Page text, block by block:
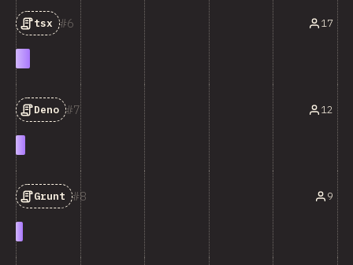
6
tsx 17
7
Deno 12
8
Grunt 9